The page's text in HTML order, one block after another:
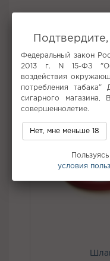
Федеральный закон
2013 г. N 15-ФЗ
воздействия
потребления табака"
сигарного магазина,
совершеннолетие.
Нет, мне меньше 18
условия